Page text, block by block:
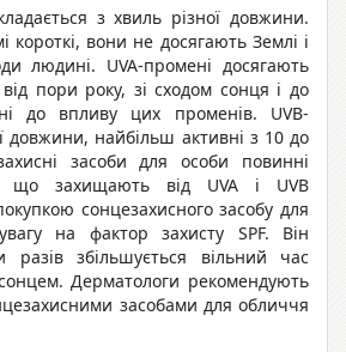
з хвиль різної довжини.
короткі, вони не досягають Землі і
людині. UVA-промені досягають
пори року, зі сходом сонця і до
до впливу цих променів. UVB-
довжини, найбільш активні з 10 до
засоби для особи повинні
що захищають від UVA і UVB
сонцезахисного засобу для
на фактор захисту SPF. Він
разів збільшується вільний час
Дерматологи рекомендують
засобами для обличчя